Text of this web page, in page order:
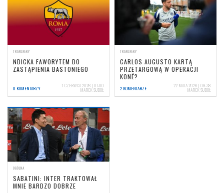
TRANSFERY
NDICKA FAWORYTEM DO
ZASTĄPIENIA BASTONIEGO
0 KOMENTARZY 1 CZERWCA 2026 | 07:00
MAREK SUDOŁ
TRANSFERY
CARLOS AUGUSTO KARTĄ
PRZETARGOWĄ W OPERACJI
KONÉ?
2 KOMENTARZE 22 MAJA 2026 | 09:38
MAREK SUDOŁ
OGÓLNA
SABATINI: INTER TRAKTOWAŁ
MNIE BARDZO DOBRZE